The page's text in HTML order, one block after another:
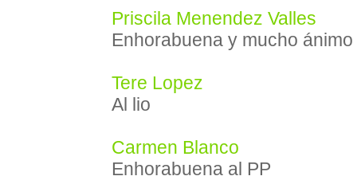
Priscila Menendez Valles
Enhorabuena y mucho ánimo
Tere Lopez
Al lio
Carmen Blanco
Enhorabuena al PP